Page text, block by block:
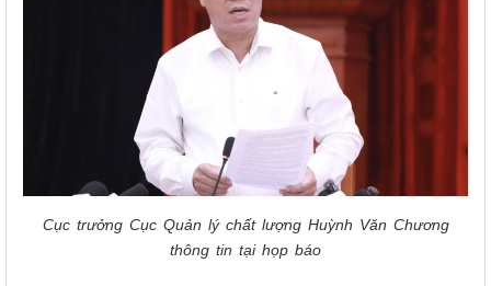
Cục trưởng Cục Quản lý chất lượng Huỳnh Văn Chương
thông tin tại họp báo